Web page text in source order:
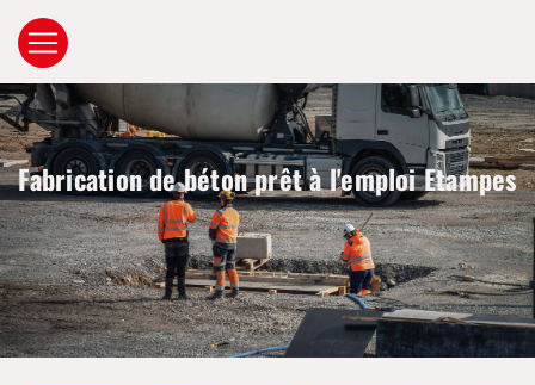
Fabrication de béton prêt à l'emploi Etampes
Panneau de gestion des cookies